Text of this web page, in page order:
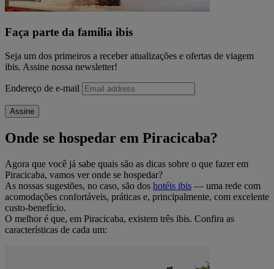
Faça parte da família ibis
Seja um dos primeiros a receber atualizações e ofertas de viagem
ibis. Assine nossa newsletter!
Endereço de e-mail
Assine
Onde se hospedar em Piracicaba?
Agora que você já sabe quais são as dicas sobre o que fazer em
Piracicaba, vamos ver onde se hospedar?
As nossas sugestões, no caso, são dos hotéis ibis — uma rede com
acomodações confortáveis, práticas e, principalmente, com excelente
custo-benefício.
O melhor é que, em Piracicaba, existem três ibis. Confira as
características de cada um: